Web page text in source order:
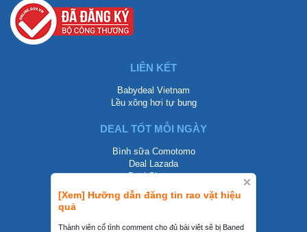
[Xem] Hưỡng dẫn đăng tin rao vặt hiệu
quả
Thành viên cố tình comment cho đủ bài viêt sẽ bị Baned
LIÊN KẾT
Babydeal Vietnam
Lều xông hơi tự bung
DEAL TỐT MỖI NGÀY
Bình sữa Comotomo
Deal Lazada
Deal Shopee
LIÊN HỆ
0858002468